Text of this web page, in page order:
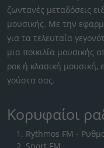
ζωντανές μεταδόσεις
μουσικής. Με την
για τα τελευταία
μια ποικιλία μουσικής
ροκ ή κλασική μουσική,
γούστα σας.
Κορυφαίοι
Rythmos FM -